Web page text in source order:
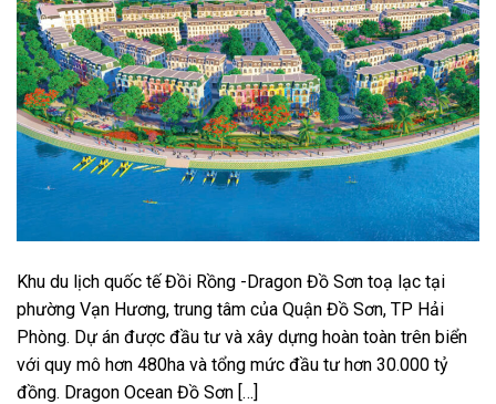
Khu du lịch quốc tế Đồi Rồng -Dragon Đồ Sơn toạ lạc tại
phường Vạn Hương, trung tâm của Quận Đồ Sơn, TP Hải
Phòng. Dự án được đầu tư và xây dựng hoàn toàn trên biển
với quy mô hơn 480ha và tổng mức đầu tư hơn 30.000 tỷ
đồng. Dragon Ocean Đồ Sơn […]